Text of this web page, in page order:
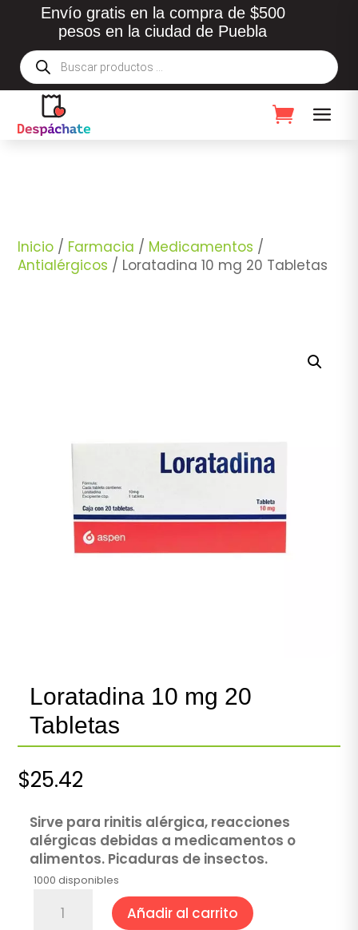
Envío gratis en la compra de $500
pesos en la ciudad de Puebla
Búsqueda
de
productos
Inicio / Farmacia / Medicamentos /
Antialérgicos / Loratadina 10 mg 20 Tabletas
Loratadina 10 mg 20
Tabletas
$25.42
Sirve para rinitis alérgica, reacciones
alérgicas debidas a medicamentos o
alimentos. Picaduras de insectos.
1000 disponibles
Añadir al carrito